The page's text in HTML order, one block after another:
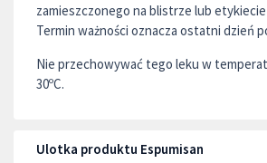
zamieszczonego na blistrze lub etykiecie
Termin ważności oznacza ostatni dzień
Nie przechowywać tego leku w
30ºC.
Ulotka produktu Espumisan